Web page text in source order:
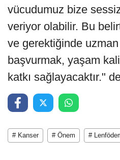
vücudumuz bize
veriyor olabilir. Bu
ve gerektiğinde
başvurmak, yaşam
katkı sağlayacaktır."
# Kanser # Önem #